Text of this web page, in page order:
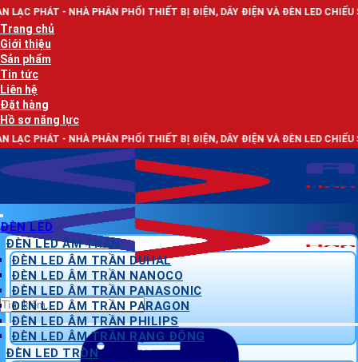
Bỏ
qua
nội
dung
PHÂN PHỐI THIẾT BỊ ĐIỆN, DÂY ĐIỆN VÀ ĐÈN LED CHIẾU SÁNG
Trang chủ
Giới thiệu
Sản phẩm
Tin tức
Liên hệ
Đặt hàng
Hồ sơ năng lực
PHÂN PHỐI THIẾT BỊ ĐIỆN, DÂY ĐIỆN VÀ ĐÈN LED CHIẾU SÁNG
Tìm
kiếm:
ĐÈN LED
ĐÈN LED ÂM TRẦN
ĐÈN LED ÂM TRẦN DUHAL
ĐÈN LED ÂM TRẦN NANOCO
ĐÈN LED ÂM TRẦN PANASONIC
ĐÈN LED ÂM TRẦN PARAGON
ĐÈN LED ÂM TRẦN PHILIPS
ĐÈN LED ÂM TRẦN RẠNG ĐÔNG
ĐÈN LED TRÒN